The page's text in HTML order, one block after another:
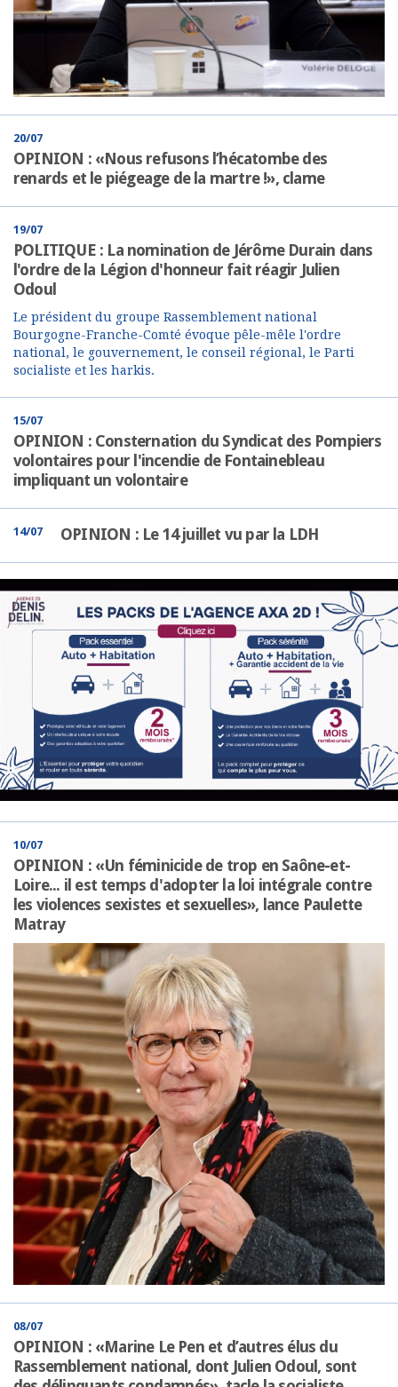
20/07
OPINION : «Nous refusons l’hécatombe des
renards et le piégeage de la martre !», clame
19/07
POLITIQUE : La nomination de Jérôme Durain dans
l'ordre de la Légion d'honneur fait réagir Julien
Odoul
Le président du groupe Rassemblement national
Bourgogne-Franche-Comté évoque pêle-mêle l'ordre
national, le gouvernement, le conseil régional, le Parti
socialiste et les harkis.
15/07
OPINION : Consternation du Syndicat des Pompiers
volontaires pour l'incendie de Fontainebleau
impliquant un volontaire
14/07 OPINION : Le 14 juillet vu par la LDH
10/07
OPINION : «Un féminicide de trop en Saône-et-
Loire... il est temps d'adopter la loi intégrale contre
les violences sexistes et sexuelles», lance Paulette
Matray
08/07
OPINION : «Marine Le Pen et d’autres élus du
Rassemblement national, dont Julien Odoul, sont